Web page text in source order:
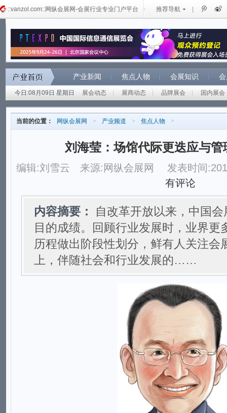
::vanzol.com::网纵会展网-会展行业专业门户平台 推荐导航
产业新闻 焦点人物 会展知识
今日:08月09日 星期日 展会动态 展商动态 品牌展会 国内展会
当前的位置： 网纵会展网 > 产业频道 > 焦点人物 >
刘海莹：场馆代际更迭应与管
编辑:刘雪云 来源:网纵会展网
发表时间
有评论
内容摘要：
自改革开放以来，中国
目的成绩。回顾行业发展时，业界更
历程做出阶段性划分，鲜有人关注会
上，伴随社会和行业发展的……